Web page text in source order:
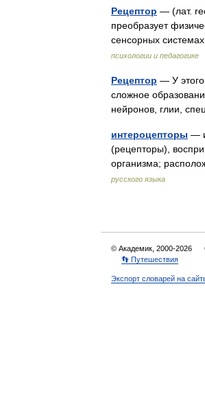
Рецептор — (лат.
преобразует
сенсорных
психологии и педагогике
Рецептор — У
сложное
нейронов, глии,
интероцепторы —
(рецепторы),
организма;
русского языка
© Академик, 2000-2026
👣 Путешествия
Экспорт словарей на